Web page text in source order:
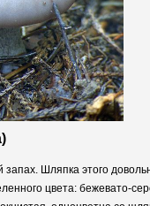
Шляпка этого
цвета: бежевато-